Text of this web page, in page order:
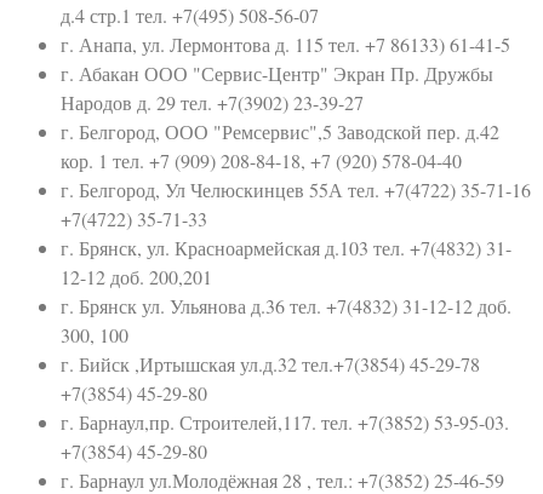
д.4 стр.1 тел. +7(495) 508-56-07
г. Анапа, ул. Лермонтова д. 115 тел. +7 86133) 61-41-5
г. Абакан ООО "Сервис-Центр" Экран Пр. Дружбы
Народов д. 29 тел. +7(3902) 23-39-27
г. Белгород, ООО "Ремсервис",5 Заводской пер. д.42
кор. 1 тел. +7 (909) 208-84-18, +7 (920) 578-04-40
г. Белгород, Ул Челюскинцев 55А тел. +7(4722) 35-71-16
+7(4722) 35-71-33
г. Брянск, ул. Красноармейская д.103 тел. +7(4832) 31-
12-12 доб. 200,201
г. Брянск ул. Ульянова д.36 тел. +7(4832) 31-12-12 доб.
300, 100
г. Бийск ,Иртышская ул.д.32 тел.+7(3854) 45-29-78
+7(3854) 45-29-80
г. Барнаул,пр. Строителей,117. тел. +7(3852) 53-95-03.
+7(3854) 45-29-80
г. Барнаул ул.Молодёжная 28 , тел.: +7(3852) 25-46-59